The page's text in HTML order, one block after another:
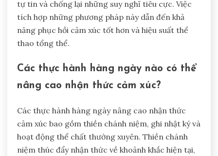
tự tin và chống lại những suy nghĩ tiêu cực. Việc
tích hợp những phương pháp này dẫn đến khả
năng phục hồi cảm xúc tốt hơn và hiệu suất thể
thao tổng thể.
Các thực hành hàng ngày nào có thể
nâng cao nhận thức cảm xúc?
Các thực hành hàng ngày nâng cao nhận thức
cảm xúc bao gồm thiền chánh niệm, ghi nhật ký và
hoạt động thể chất thường xuyên. Thiền chánh
niệm thúc đẩy nhận thức về khoảnh khắc hiện tại,